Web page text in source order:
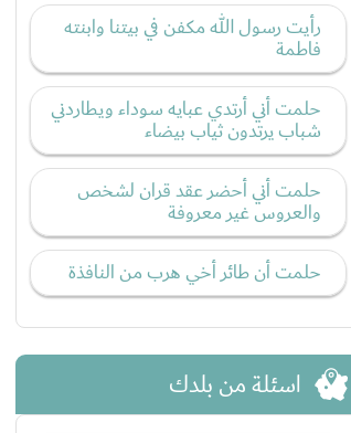
رأيت رسول الله مكفن في بيتنا وابنته
فاطمة
حلمت أني أرتدي عبايه سوداء ويطاردني
شباب يرتدون ثياب بيضاء
حلمت أني أحضر عقد قران لشخص
والعروس غير معروفة
حلمت أن طائر أخي هرب من النافذة
اسئلة من بلدك